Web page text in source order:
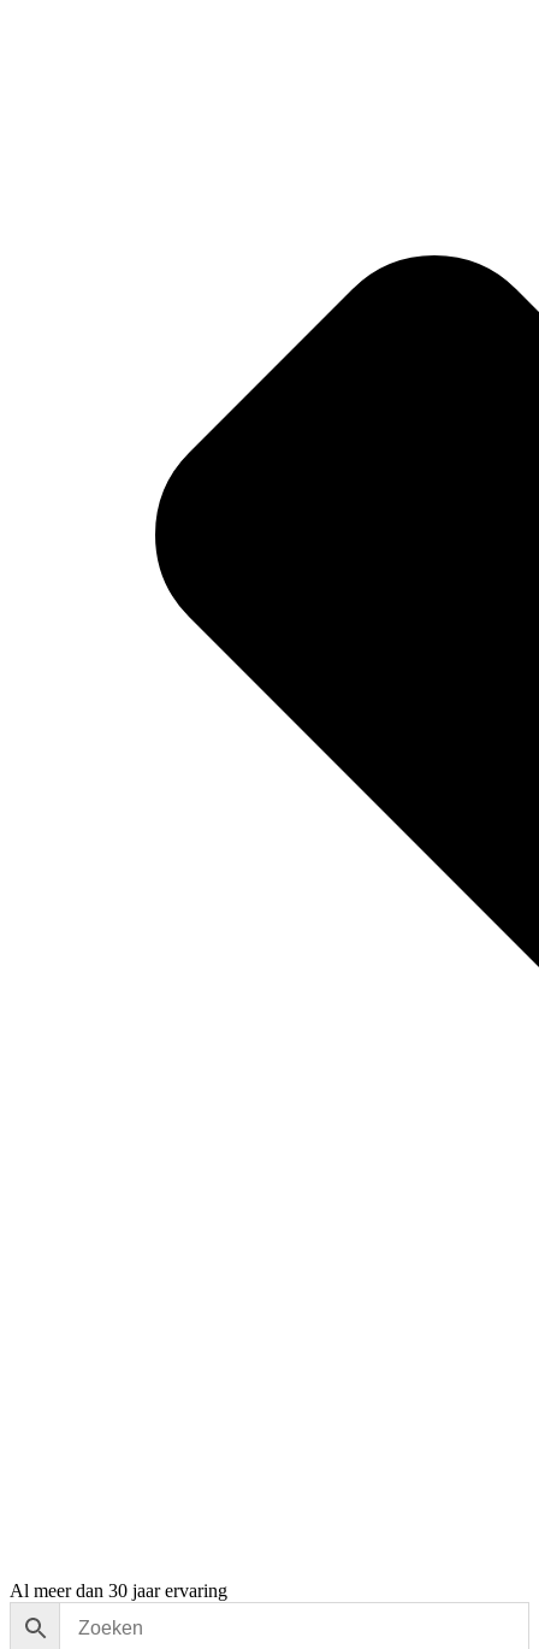
Al meer dan 30 jaar ervaring